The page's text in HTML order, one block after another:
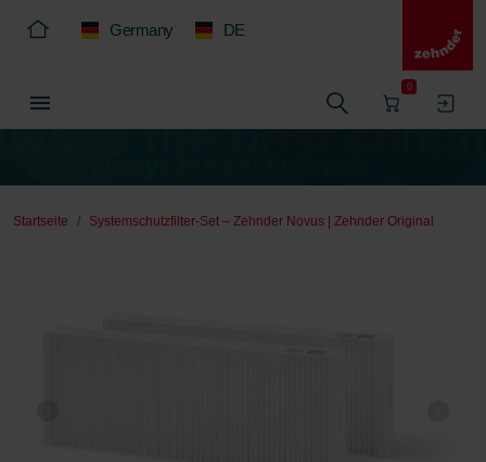
Germany DE
0
Startseite Systemschutzfilter-Set – Zehnder Novus | Zehnder Original